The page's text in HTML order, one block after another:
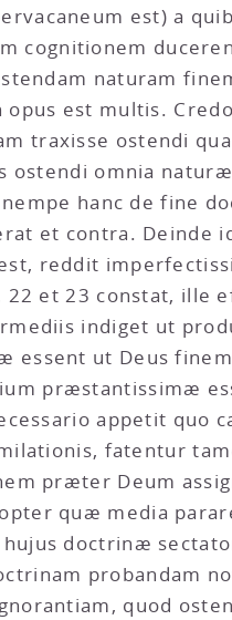
est) a
cognitionem
naturam
est multis.
traxisse ostendi
omnia
hanc de fine
et contra. Deinde
reddit
et 23 constat, ille
indiget ut
essent ut Deus
præstantissimæ
appetit quo
fatentur
præter Deum
quæ media
doctrinæ
probandam
quod